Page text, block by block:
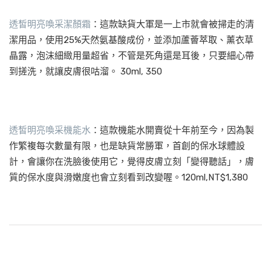
透皙明亮喚采潔顏霜 ：這款缺貨大軍是一上市就會被掃走的清
潔用品，使用25%天然氨基酸成份，並添加蘆薈萃取、薰衣草
晶露，泡沫細緻用量超省，不管是死角還是耳後，只要細心帶
到搓洗，就讓皮膚很咕溜。 30ml, 350
透皙明亮喚采機能水 ：這款機能水開賣從十年前至今，因為製
作繁複每次數量有限，也是缺貨常勝軍，首創的保水球體設
計，會讓你在洗臉後使用它，覺得皮膚立刻「變得聽話」，膚
質的保水度與滑嫩度也會立刻看到改變喔。120ml,NT$1,380